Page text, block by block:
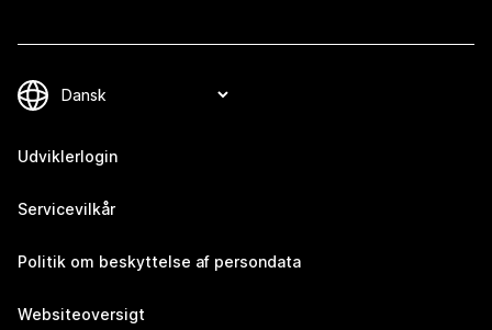
Udviklerlogin
Servicevilkår
Politik om beskyttelse af persondata
Websiteoversigt